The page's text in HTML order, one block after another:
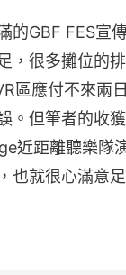
的GBF FES宣
，很多攤位的
區應付不來兩
。但筆者的收
近距離聽樂隊
也就很心滿意足